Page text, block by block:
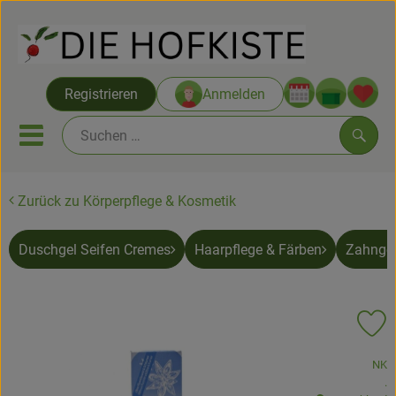
Registrieren Anmelden
Mobiles Menu öffnen oder
Saatgut ab Juli
Themenwelten
Zurück zu Körperpflege & Kosmetik
Duschgel Seifen Cremes Haarpflege & Färben
, Verband:
NK
,
.